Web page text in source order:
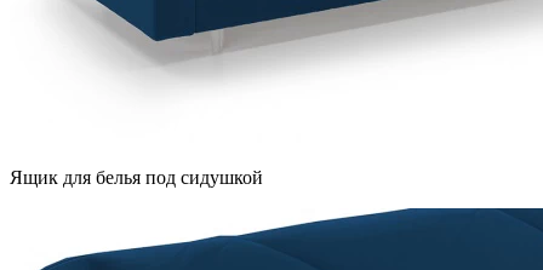
Ящик для белья под сидушкой